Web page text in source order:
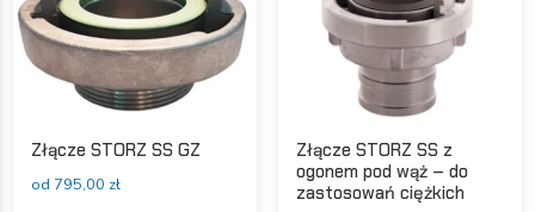
wybrać
na
stronie
wybrać
na
Złącze STORZ SS GZ
od 795,00 zł
Złącze STORZ SS z
ogonem pod wąż – do
zastosowań ciężkich